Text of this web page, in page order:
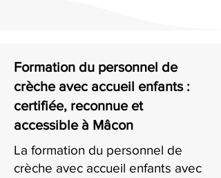
Formation du personnel de
crèche avec accueil enfants :
certifiée, reconnue et
accessible à Mâcon
La formation du personnel de
crèche avec accueil enfants avec